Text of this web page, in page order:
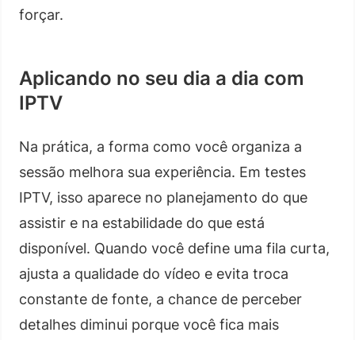
forçar.
Aplicando no seu dia a dia com
IPTV
Na prática, a forma como você organiza a
sessão melhora sua experiência. Em testes
IPTV, isso aparece no planejamento do que
assistir e na estabilidade do que está
disponível. Quando você define uma fila curta,
ajusta a qualidade do vídeo e evita troca
constante de fonte, a chance de perceber
detalhes diminui porque você fica mais